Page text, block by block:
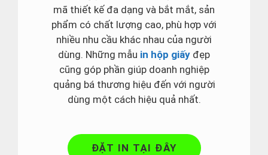
mã thiết kế đa dạng và bắt mắt, sản
phẩm có chất lượng cao, phù hợp với
nhiều nhu cầu khác nhau của người
dùng. Những mẫu in hộp giấy đẹp
cũng góp phần giúp doanh nghiệp
quảng bá thương hiệu đến với người
dùng một cách hiệu quả nhất.
ĐẶT IN TẠI ĐÂY